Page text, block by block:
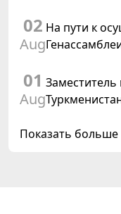
02
Aug
На пути к
01
Aug
Показать больше